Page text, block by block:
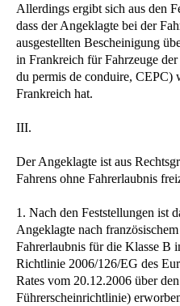
Allerdings ergibt sich aus den
dass der Angeklagte bei der
ausgestellten Bescheinigung
in Frankreich für Fahrzeuge
du permis de conduire, CEPC)
Frankreich hat.
III.
Der Angeklagte ist aus
Fahrens ohne Fahrerlaubnis
1. Nach den Feststellungen ist
Angeklagte nach
Fahrerlaubnis für die Klasse B
Richtlinie 2006/126/EG des
Rates vom 20.12.2006 über
Führerscheinrichtlinie)